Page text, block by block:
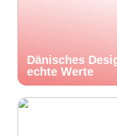
Dänisches
echte Werte